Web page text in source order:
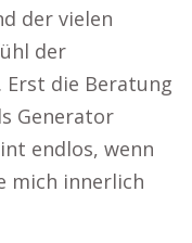
der vielen
der
Erst die Beratung
Generator
endlos, wenn
mich innerlich